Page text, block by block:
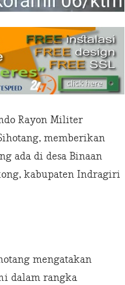
Rayon Militer
memberikan
ada di desa Binaan
kabupaten Indragiri
mengatakan
dalam rangka